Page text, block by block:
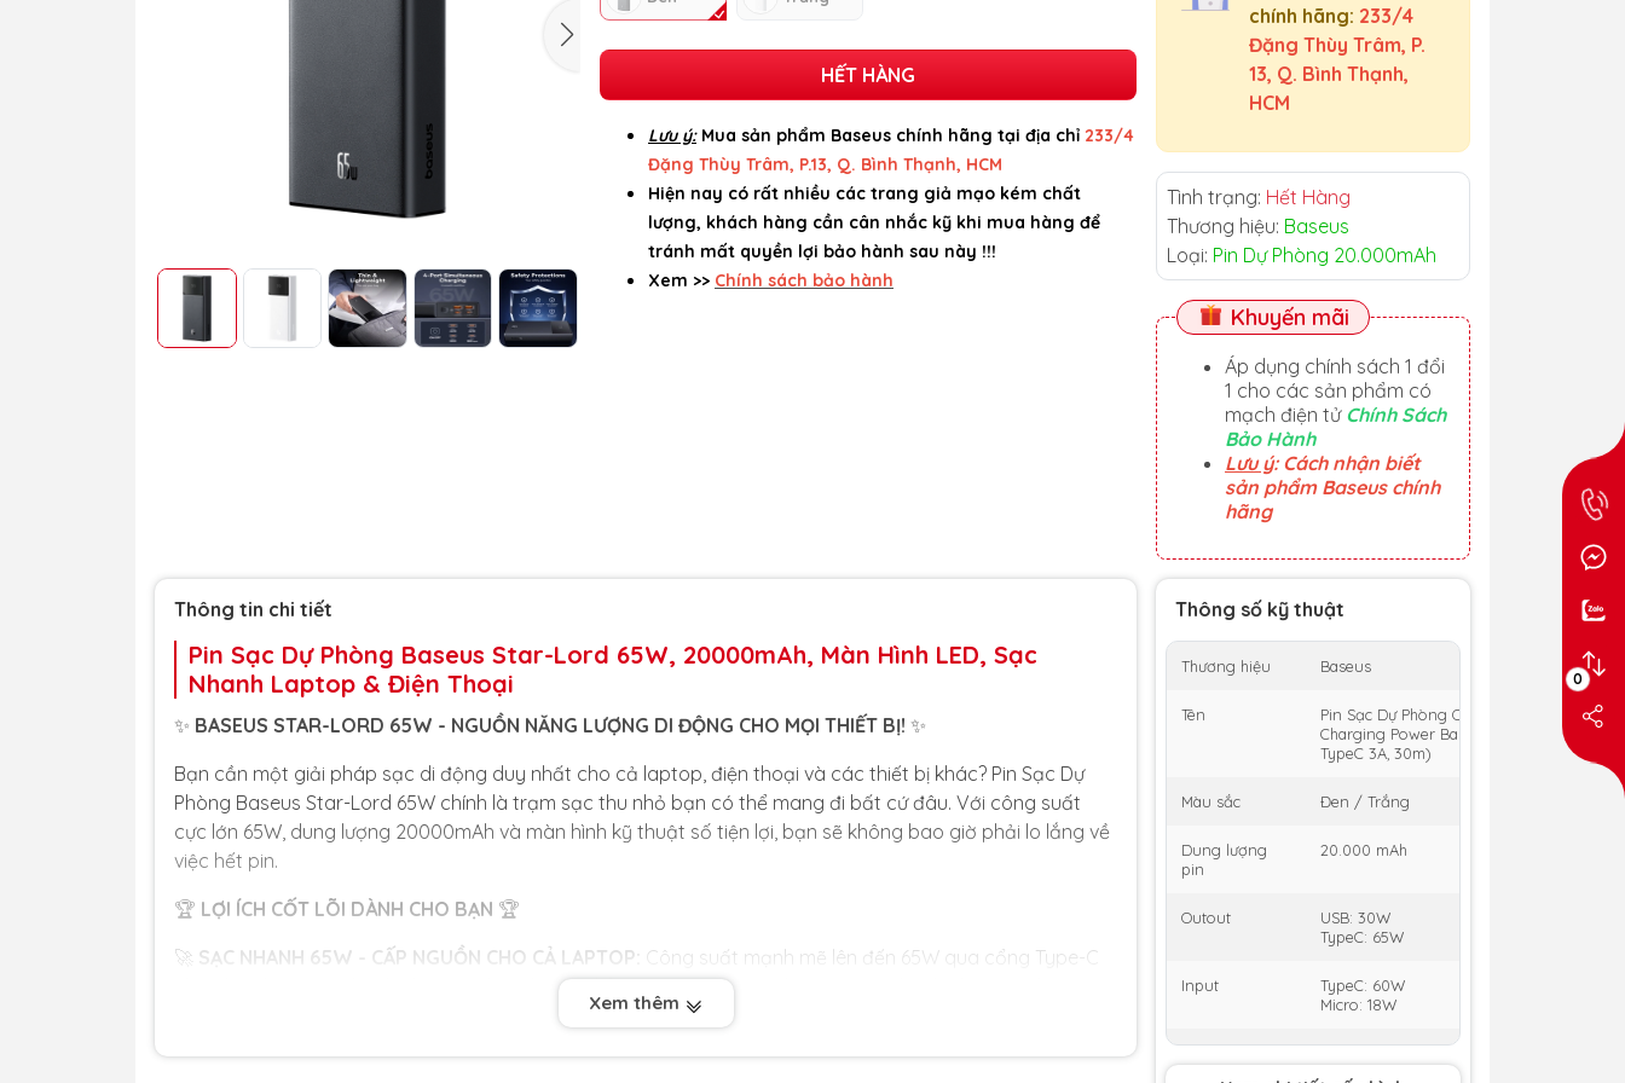
HẾT HÀNG
Lưu ý: Mua sản phẩm Baseus chính hãng tại địa chỉ 233/4
Đặng Thùy Trâm, P.13, Q. Bình Thạnh, HCM
Hiện nay có rất nhiều các trang giả mạo kém chất
lượng, khách hàng cần cân nhắc kỹ khi mua hàng để
tránh mất quyền lợi bảo hành sau này !!!
Xem >> Chính sách bảo hành
0
chính hãng: 233/4
Đặng Thùy Trâm, P.
13, Q. Bình Thạnh,
HCM
Tình trạng: Hết Hàng
Thương hiệu: Baseus
Loại: Pin Dự Phòng 20.000mAh
Khuyến mãi
Áp dụng chính sách 1 đổi
1 cho các sản phẩm có
mạch điện tử Chính Sách
Bảo Hành
Lưu ý: Cách nhận biết
sản phẩm Baseus chính
hãng
Thông số kỹ thuật
Thương hiệu Baseus
Tên
Pin Sạc Dự Phòng OS-Baseus Star-Lord
Charging Power Bank 20000mAh 65W
TypeC 3A, 30m)
Màu sắc Đen / Trắng
Dung lượng
pin
20.000 mAh
Outout
USB: 30W
TypeC: 65W
Input
TypeC: 60W
Micro: 18W
Thông tin chi tiết
Pin Sạc Dự Phòng Baseus Star-Lord 65W, 20000mAh, Màn Hình LED, Sạc
Nhanh Laptop & Điện Thoại
✨ BASEUS STAR-LORD 65W - NGUỒN NĂNG LƯỢNG DI ĐỘNG CHO MỌI THIẾT BỊ! ✨
Bạn cần một giải pháp sạc di động duy nhất cho cả laptop, điện thoại và các thiết bị khác? Pin Sạc Dự
Phòng Baseus Star-Lord 65W chính là trạm sạc thu nhỏ bạn có thể mang đi bất cứ đâu. Với công suất
cực lớn 65W, dung lượng 20000mAh và màn hình kỹ thuật số tiện lợi, bạn sẽ không bao giờ phải lo lắng về
việc hết pin.
🏆 LỢI ÍCH CỐT LÕI DÀNH CHO BẠN 🏆
🚀 SẠC NHANH 65W - CẤP NGUỒN CHO CẢ LAPTOP: Công suất mạnh mẽ lên đến 65W qua cổng Type-C
cho phép bạn sạc nhanh cho các dòng laptop hỗ trợ sạc PD, cũng như sạc siêu nhanh cho điện thoại và
📟MÀN HÌNH KỸ THUẬT SỐ THÔNG MINH:Theo dõi chính xác phần trăm pin còn lại, cũng như điện áp (V)
Xem thêm